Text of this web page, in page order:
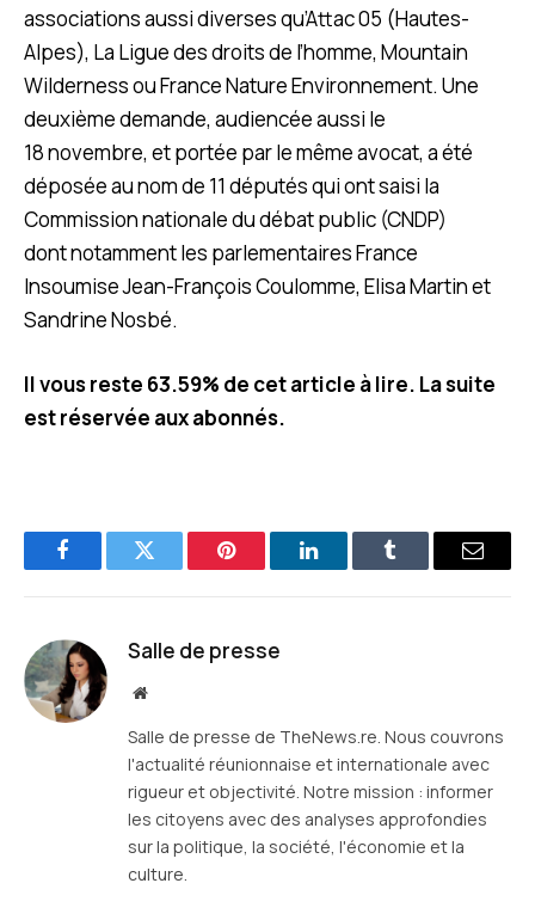
associations aussi diverses qu’Attac 05 (Hautes-
Alpes), La Ligue des droits de l’homme, Mountain
Wilderness ou France Nature Environnement. Une
deuxième demande, audiencée aussi le
18 novembre, et portée par le même avocat, a été
déposée au nom de 11 députés qui ont saisi la
Commission nationale du débat public (CNDP)
dont notamment les parlementaires France
Insoumise Jean-François Coulomme, Elisa Martin et
Sandrine Nosbé.
Il vous reste 63.59% de cet article à lire. La suite
est réservée aux abonnés.
FacebookTwitter Pinterest LinkedInTumblr
E-
Salle de presse
Site
Salle de presse de TheNews.re. Nous couvrons
l'actualité réunionnaise et internationale avec
rigueur et objectivité. Notre mission : informer
les citoyens avec des analyses approfondies
sur la politique, la société, l'économie et la
culture.